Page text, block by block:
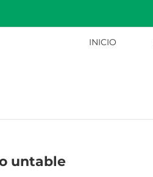
INICIO
untable